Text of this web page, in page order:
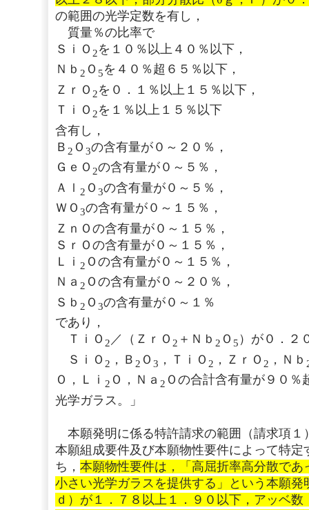
の範囲の光学定数を有し，
質量％の比率で
ＳｉＯ 2を１０％以上４０％以下，
Ｎｂ 2 Ｏ 5を４０％超６５％以下，
ＺｒＯ 2を０．１％以上１５％以下，
ＴｉＯ 2を１％以上１５％以下
含有し，
Ｂ 2 Ｏ 3の含有量が０～２０％，
ＧｅＯ 2の含有量が０～５％，
Ａｌ 2 Ｏ 3の含有量が０～５％，
ＷＯ 3の含有量が０～１５％，
ＺｎＯの含有量が０～１５％，
ＳｒＯの含有量が０～１５％，
Ｌｉ 2 Ｏの含有量が０～１５％，
Ｎａ 2 Ｏの含有量が０～２０％，
Ｓｂ 2 Ｏ 3の含有量が０～１％
であり，
ＴｉＯ 2 ／（ＺｒＯ 2 ＋Ｎｂ 2 Ｏ 5 ）が０．２
ＳｉＯ 2 ，Ｂ 2 Ｏ 3 ，ＴｉＯ 2 ，ＺｒＯ 2 ，Ｎｂ
Ｏ，Ｌｉ 2 Ｏ，Ｎａ 2 Ｏの合計含有量が９０％
光学ガラス。」
本願発明に係る特許請求の範囲（請求項１
本願組成要件及び本願物性要件によって特定
ち， 本願物性要件は，「高屈折率高分散で
小さい光学ガラスを提供する」という本願
ｄ）が１．７８以上１．９０以下，アッベ